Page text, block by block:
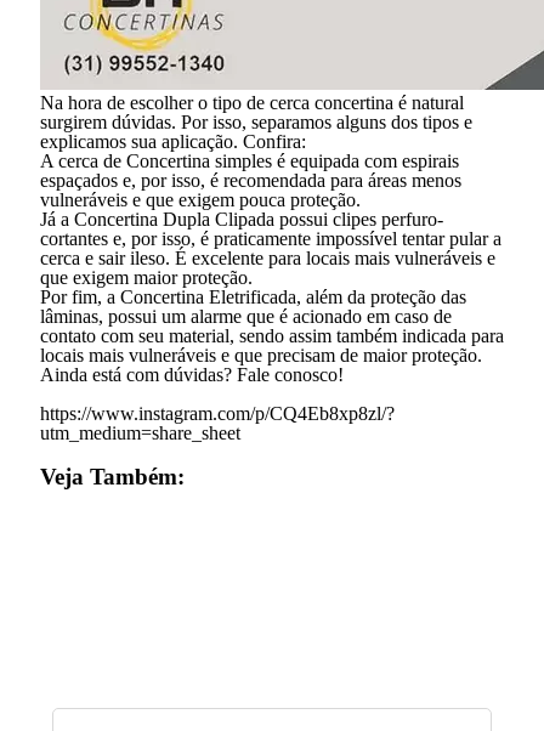
Na hora de escolher o tipo de cerca concertina é natural
surgirem dúvidas. Por isso, separamos alguns dos tipos e
explicamos sua aplicação. Confira:
A cerca de Concertina simples é equipada com espirais
espaçados e, por isso, é recomendada para áreas menos
vulneráveis e que exigem pouca proteção.
Já a Concertina Dupla Clipada possui clipes perfuro-
cortantes e, por isso, é praticamente impossível tentar pular a
cerca e sair ileso. É excelente para locais mais vulneráveis e
que exigem maior proteção.
Por fim, a Concertina Eletrificada, além da proteção das
lâminas, possui um alarme que é acionado em caso de
contato com seu material, sendo assim também indicada para
locais mais vulneráveis e que precisam de maior proteção.
Ainda está com dúvidas? Fale conosco!
https://www.instagram.com/p/CQ4Eb8xp8zl/?
utm_medium=share_sheet
Veja Também: